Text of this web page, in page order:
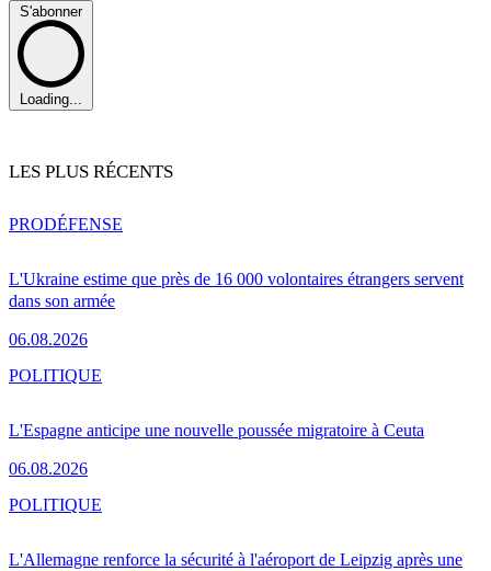
S'abonner
Loading...
LES PLUS RÉCENTS
L'Ukraine estime que près de 16 000 volontaires étrangers servent
dans son armée
06.08.2026
PRODÉFENSE
L'Espagne anticipe une nouvelle poussée migratoire à Ceuta
06.08.2026
POLITIQUE
L'Allemagne renforce la sécurité à l'aéroport de Leipzig après une
POLITIQUE